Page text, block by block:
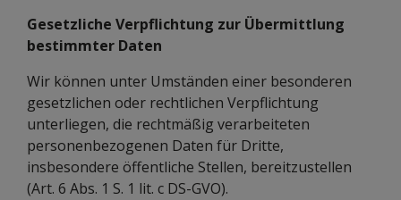
Gesetzliche Verpflichtung zur Übermittlung
bestimmter Daten
Wir können unter Umständen einer besonderen
gesetzlichen oder rechtlichen Verpflichtung
unterliegen, die rechtmäßig verarbeiteten
personenbezogenen Daten für Dritte,
insbesondere öffentliche Stellen, bereitzustellen
(Art. 6 Abs. 1 S. 1 lit. c DS-GVO).